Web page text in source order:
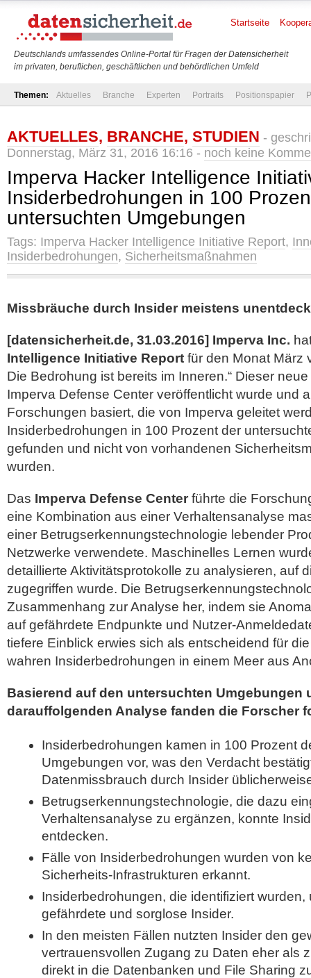
Deutschlands umfassendes Online-Portal für Fragen der Datensicherheit
im privaten, beruflichen, geschäftlichen und behördlichen Umfeld
Startseite
Themen: Aktuelles Branche Experten Portraits Positionspapier
AKTUELLES, BRANCHE, STUDIEN -
Donnerstag, März 31, 2016 16:16 - noch keine
Imperva Hacker Intelligence
Insiderbedrohungen in 100
untersuchten Umgebungen
Tags: Imperva Hacker Intelligence Initiative Report,
Insiderbedrohungen, Sicherheitsmaßnahmen
Missbräuche durch Insider meistens
[datensicherheit.de, 31.03.2016] Imperva Inc.
Intelligence Initiative Report für den Monat März
Die Bedrohung ist bereits im Inneren.“ Dieser
Imperva Defense Center veröffentlicht wurde und
Forschungen basiert, die von Imperva geleitet
Insiderbedrohungen in 100 Prozent der
gefunden und nicht von vorhandenen
wurden.
Das Imperva Defense Center führte die
eine Kombination aus einer Verhaltensanalyse
einer Betrugserkennungstechnologie lebender
Netzwerke verwendete. Maschinelles Lernen
detaillierte Aktivitätsprotokolle zu analysieren, auf
zugegriffen wurde. Die
Zusammenhang zur Analyse her, indem sie
auf gefährdete Endpunkte und Nutzer-
tiefere Einblick erwies sich als entscheidend für
wahren Insiderbedrohungen in einem Meer aus
Basierend auf den untersuchten Umgebungen
darauffolgenden Analyse fanden die Forscher
Insiderbedrohungen kamen in 100 Prozent
Umgebungen vor, was den Verdacht
Datenmissbrauch durch Insider
Betrugserkennungstechnologie, die dazu
Verhaltensanalyse zu ergänzen, konnte
entdecken.
Fälle von Insiderbedrohungen wurden von
Sicherheits-Infrastrukturen erkannt.
Insiderbedrohungen, die identifiziert
gefährdete und sorglose Insider.
In den meisten Fällen nutzten Insider den
vertrauensvollen Zugang zu Daten eher als
direkt in die Datenbanken und File Sharing